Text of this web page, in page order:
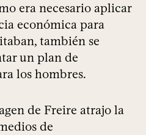
era necesario aplicar
económica para
también se
un plan de
los hombres.
de Freire atrajo la
de